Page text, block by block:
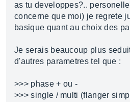
as tu developpes?..
concerne que moi) je regrete
basique quant au choix des
Je serais beaucoup plus
d'autres parametres tel que :
>>> phase + ou -
>>> single / multi (flanger